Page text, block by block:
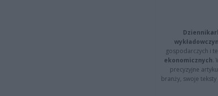
gospodarczych i
ekonomicznych.
precyzyjne
branży, swoje